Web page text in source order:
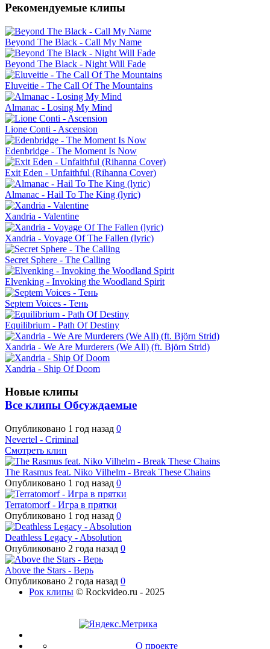
Рекомендуемые клипы
Beyond The Black - Call My Name
Beyond The Black - Night Will Fade
Eluveitie - The Call Of The Mountains
Almanac - Losing My Mind
Lione Conti - Ascension
Edenbridge - The Moment Is Now
Exit Eden - Unfaithful (Rihanna Cover)
Almanac - Hail To The King (lyric)
Xandria - Valentine
Xandria - Voyage Of The Fallen (lyric)
Secret Sphere - The Calling
Elvenking - Invoking the Woodland Spirit
Septem Voices - Тень
Equilibrium - Path Of Destiny
Xandria - We Are Murderers (We All) (ft. Björn Strid)
Xandria - Ship Of Doom
Новые клипы
Все клипы Обсуждаемые
Опубликовано 1 год назад 0
Nevertel - Criminal
Смотреть клип
The Rasmus feat. Niko Vilhelm - Break These Chains
Опубликовано 1 год назад 0
Terratomorf - Игра в прятки
Опубликовано 1 год назад 0
Deathless Legacy - Absolution
Опубликовано 2 года назад 0
Above the Stars - Верь
Опубликовано 2 года назад 0
Рок клипы © Rockvideo.ru - 2025
О проекте